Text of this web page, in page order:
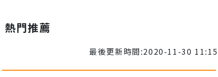
熱門推薦
最後更新時間:2020-11-30 11:15